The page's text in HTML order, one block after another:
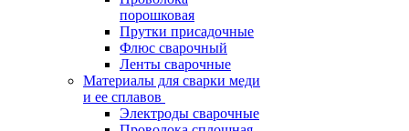
порошковая
Прутки присадочные
Флюс сварочный
Ленты сварочные
Материалы для сварки меди
и ее сплавов
Электроды сварочные